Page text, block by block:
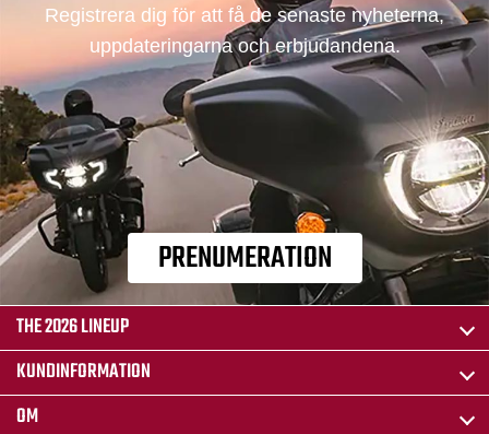
Registrera dig för att få de senaste nyheterna,
uppdateringarna och erbjudandena.
PRENUMERATION
THE 2026 LINEUP
KUNDINFORMATION
OM